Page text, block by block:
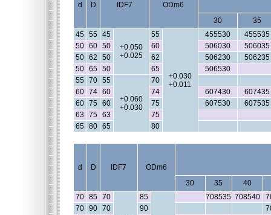
d D IDF7
ODm6
30
35
45 55 45
+0.050
+0.025
55
+0.030
+0.011
455530
455535
50 60 50 60 506030
506035
50 62 50 62 506230
506235
50 65 50 65
506530
55 70 55
+0.060
+0.030
70
60 74 60 74 607430
607435
60 75 60 75 607530
607535
63
75 63
75
65 80 65 80
d D IDF7
ODm6
30
35
40
70 85 70 85 708535 708540
70 90 70 90